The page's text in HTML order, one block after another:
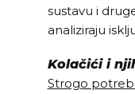
sustavu i
analiziraju
Kolačići i
Strogo